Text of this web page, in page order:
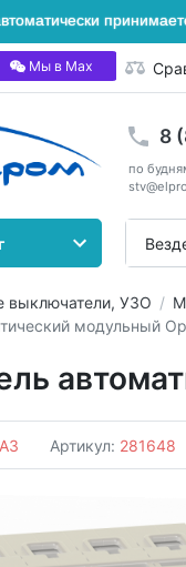
Мы в Мах
8
по
выключатели, УЗО
модульный
Артикул: 281648